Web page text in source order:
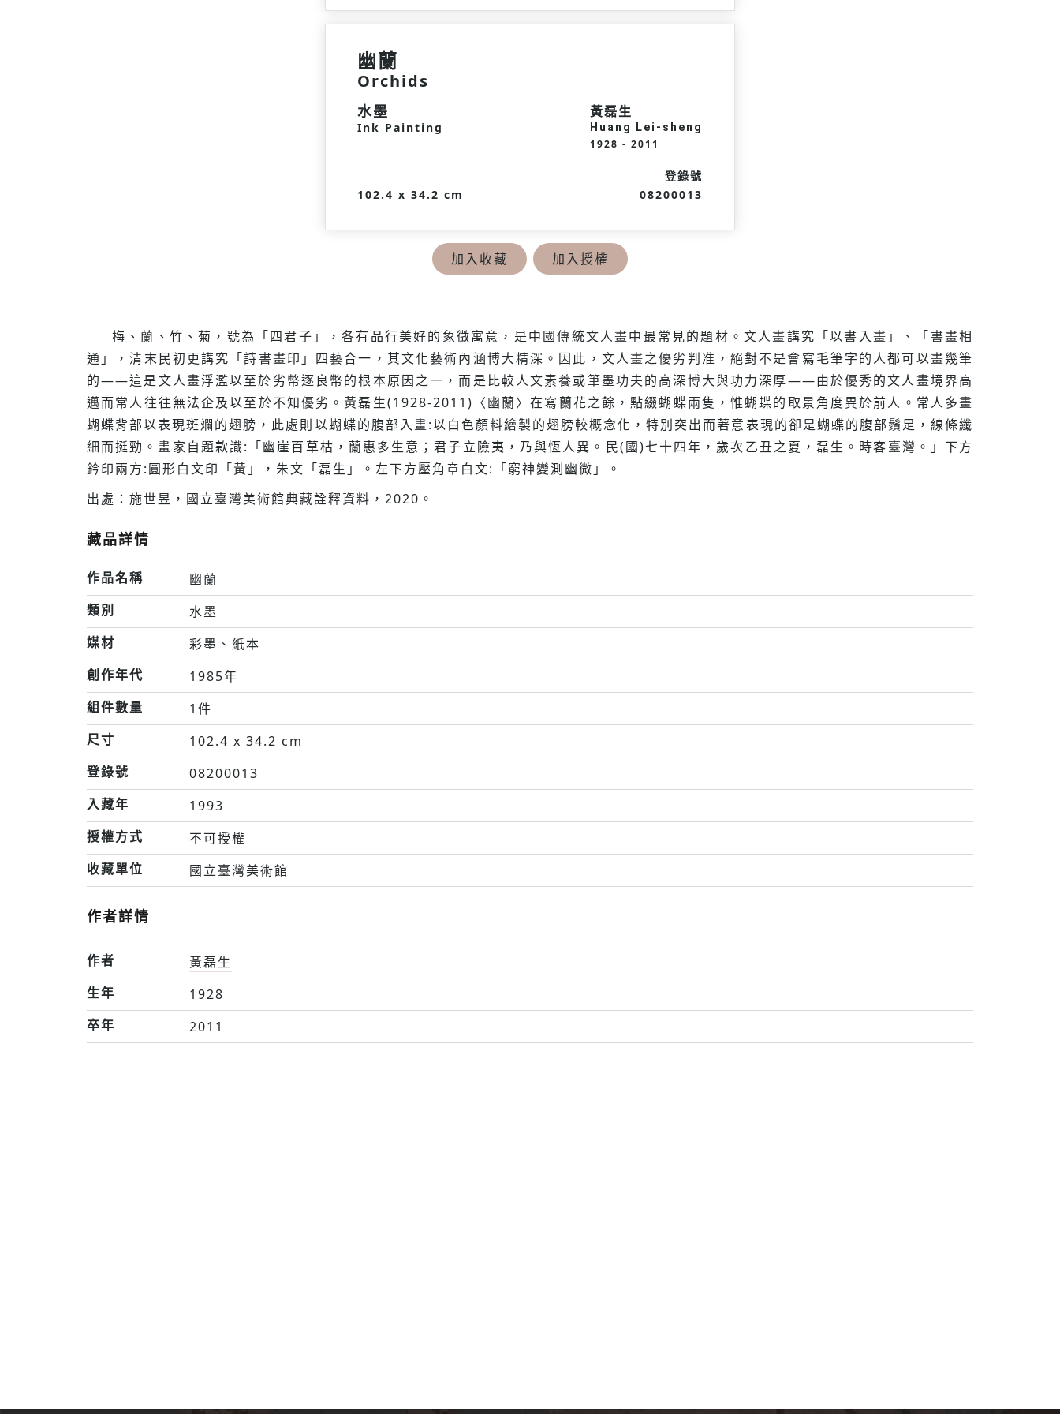
幽蘭
Orchids
水墨
Ink Painting
黃磊生
Huang Lei-sheng
1928 - 2011
102.4 x 34.2 cm
登錄號
08200013
加入收藏 加入授權
梅、蘭、竹、菊，號為「四君子」，各有品行美好的象徵寓意，是中國傳統文人畫中最常見的題材。文人畫講究「以書入畫」、「書畫相
通」，清末民初更講究「詩書畫印」四藝合一，其文化藝術內涵博大精深。因此，文人畫之優劣判准，絕對不是會寫毛筆字的人都可以畫幾筆
的——這是文人畫浮濫以至於劣幣逐良幣的根本原因之一，而是比較人文素養或筆墨功夫的高深博大與功力深厚——由於優秀的文人畫境界高
邁而常人往往無法企及以至於不知優劣。黃磊生(1928-2011)〈幽蘭〉在寫蘭花之餘，點綴蝴蝶兩隻，惟蝴蝶的取景角度異於前人。常人多畫
蝴蝶背部以表現斑斕的翅膀，此處則以蝴蝶的腹部入畫:以白色顏料繪製的翅膀較概念化，特別突出而著意表現的卻是蝴蝶的腹部鬚足，線條纖
細而挺勁。畫家自題款識:「幽崖百草枯，蘭惠多生意；君子立險夷，乃與恆人異。民(國)七十四年，歲次乙丑之夏，磊生。時客臺灣。」下方
鈐印兩方:圓形白文印「黃」，朱文「磊生」。左下方壓角章白文:「窮神變測幽微」。
出處：施世昱，國立臺灣美術館典藏詮釋資料，2020。
藏品詳情
作品名稱
幽蘭
類別
水墨
媒材
彩墨、紙本
創作年代
1985年
組件數量
1件
尺寸
102.4 x 34.2 cm
登錄號
08200013
入藏年
1993
授權方式
不可授權
收藏單位
國立臺灣美術館
作者詳情
作者
黃磊生
生年
1928
卒年
2011